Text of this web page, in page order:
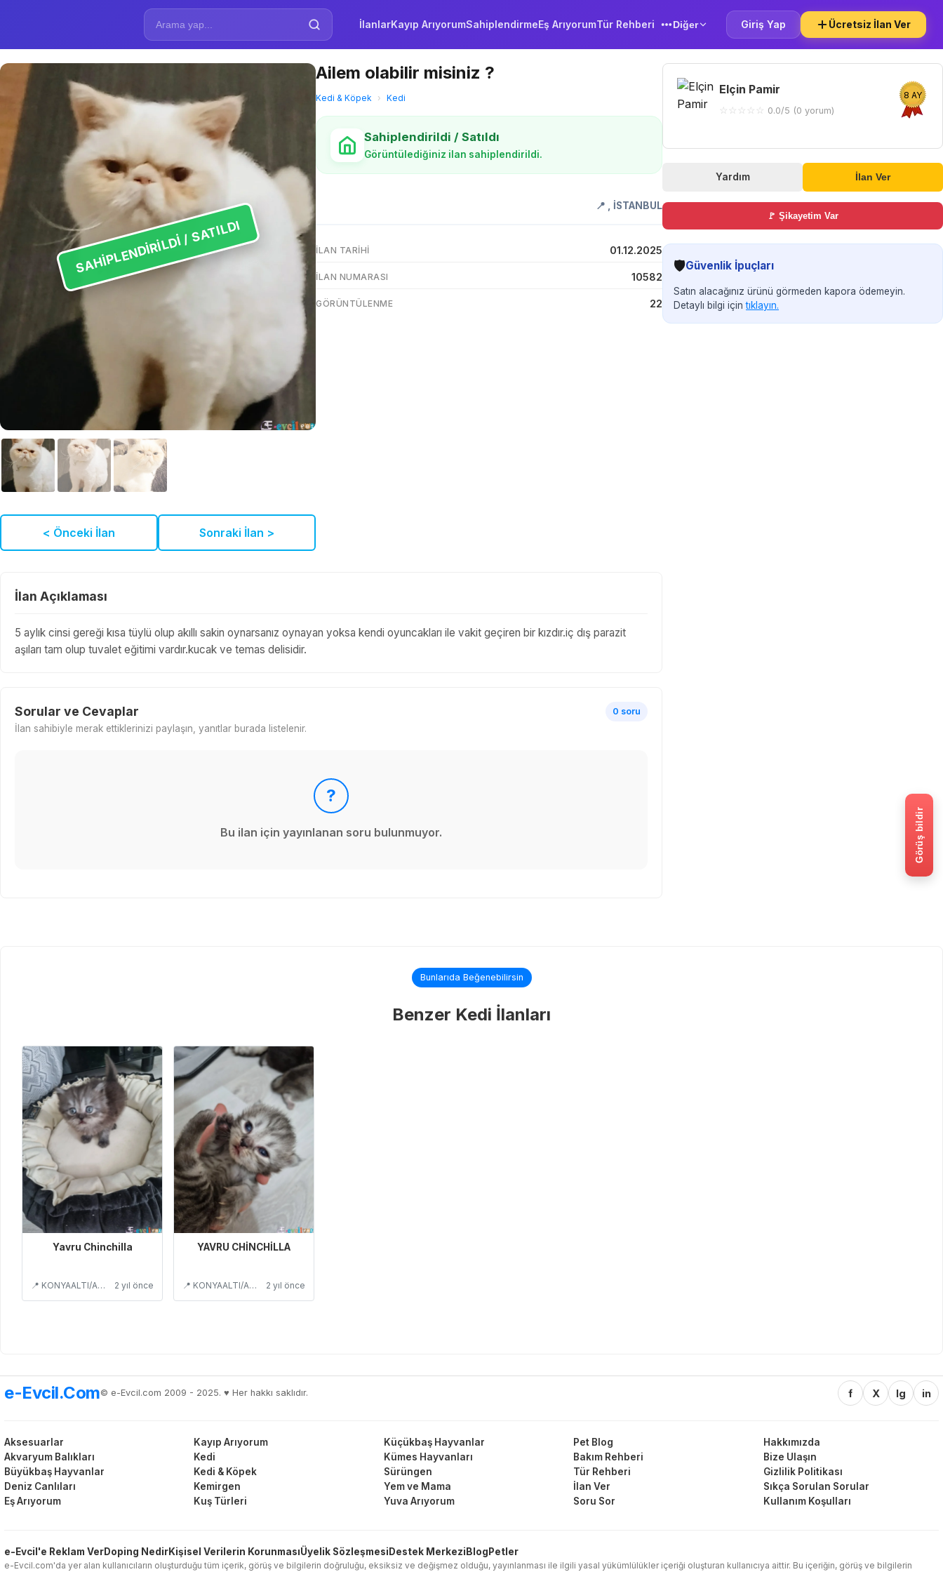
İlanlarKayıp ArıyorumSahiplendirmeEş ArıyorumTür Rehberi Diğer Giriş Yap Ücretsiz İlan Ver
SAHIPLENDIRILDI / SATILDI
< Önceki İlan Sonraki İlan >
Ailem olabilir misiniz ?
Kedi & Köpek › Kedi
Sahiplendirildi / Satıldı
Görüntülediğiniz ilan sahiplendirildi.
📍 İSTANBUL
İLAN TARIHI 01.12.2025
İLAN NUMARASI 10582
GÖRÜNTÜLENME 22
İlan Açıklaması
5 aylık cinsi gereği kısa tüylü olup akıllı sakin oynarsanız oynayan yoksa kendi oyuncakları ile vakit geçiren bir kızdır.iç dış parazit
aşıları tam olup tuvalet eğitimi vardır.kucak ve temas delisidir.
Sorular ve Cevaplar 0 soru
İlan sahibiyle merak ettiklerinizi paylaşın, yanıtlar burada listelenir.
?
Bu ilan için yayınlanan soru bulunmuyor.
Elçin Pamir
☆ ☆ ☆ ☆ ☆ 0.0/5 (0 yorum)
8 AY
Yardım İlan Ver
🚩 Şikayetim Var
🛡️Güvenlik İpuçları
Satın alacağınız ürünü görmeden kapora ödemeyin.
Detaylı bilgi içintıklayın.
Bunlarıda Beğenebilirsin
Benzer Kedi İlanları
Yavru Chinchilla
📍 KONYAALTI/ANTALYA 2 yıl önce
YAVRU CHİNCHİLLA
📍 KONYAALTI/ANTALYA 2 yıl önce
e-Evcil.Com© e-Evcil.com 2009 - 2025. ♥️ Her hakkı saklıdır. f X Ig in
Aksesuarlar
Akvaryum Balıkları
Büyükbaş Hayvanlar
Deniz Canlıları
Eş Arıyorum
Kayıp Arıyorum
Kedi
Kedi & Köpek
Kemirgen
Kuş Türleri
Küçükbaş Hayvanlar
Kümes Hayvanları
Sürüngen
Yem ve Mama
Yuva Arıyorum
Pet Blog
Bakım Rehberi
Tür Rehberi
İlan Ver
Soru Sor
Hakkımızda
Bize Ulaşın
Gizlilik Politikası
Sıkça Sorulan Sorular
Kullanım Koşulları
e-Evcil'e Reklam VerDoping NedirKişisel Verilerin KorunmasıÜyelik Sözleşmesi Destek Merkezi Blog Petler
e-Evcil.com'da yer alan kullanıcıların oluşturduğu tüm içerik, görüş ve bilgilerin doğruluğu, eksiksiz ve değişmez olduğu, yayınlanması ile ilgili yasal yükümlülükler içeriği oluşturan kullanıcıya aittir. Bu içeriğin, görüş ve bilgilerin
Görüş bildir